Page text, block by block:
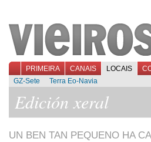
PRIMEIRA CANAIS LOCAIS
GZ-Sete
Terra Eo-Navia
Edición xeral
UN BEN TAN PEQUENO HA